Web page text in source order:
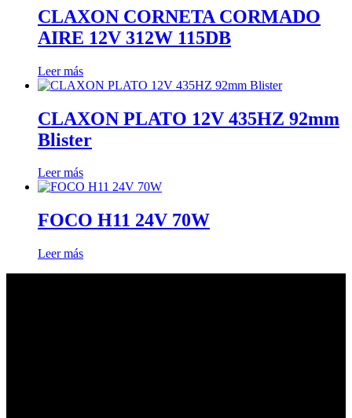
CLAXON CORNETA CORMADO
AIRE 12V 312W 115DB
Leer más
CLAXON PLATO 12V 435HZ 92mm
Blister
Leer más
FOCO H11 24V 70W
Leer más